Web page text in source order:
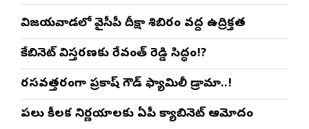
విజయవాడలో వైసీపీ దీక్షా శిబిరం వద్ద ఉద్రిక్తత
కేబినెట్ విస్తరణకు రేవంత్ రెడ్డి సిద్ధం!?
రసవత్తరంగా ప్రకాష్ గౌడ్ ఫ్యామిలీ డ్రామా..!
పలు కీలక నిర్ణయాలకు ఏపీ క్యాబినెట్ ఆమోదం